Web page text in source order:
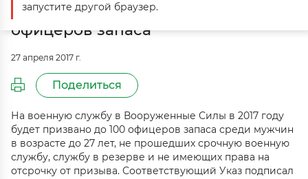
2017 году призовут до 100 молодых
офицеров запаса
27 апреля 2017 г.
Поделиться
На военную службу в Вооруженные Силы в 2017 году
будет призвано до 100 офицеров запаса среди мужчин
в возрасте до 27 лет, не прошедших срочную военную
службу, службу в резерве и не имеющих права на
отсрочку от призыва. Соответствующий Указ подписал
запустите другой браузер.